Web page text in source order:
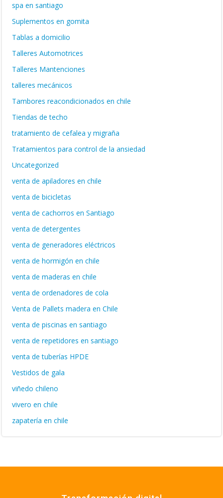
spa en santiago
Suplementos en gomita
Tablas a domicilio
Talleres Automotrices
Talleres Mantenciones
talleres mecánicos
Tambores reacondicionados en chile
Tiendas de techo
tratamiento de cefalea y migraña
Tratamientos para control de la ansiedad
Uncategorized
venta de apiladores en chile
venta de bicicletas
venta de cachorros en Santiago
venta de detergentes
venta de generadores eléctricos
venta de hormigón en chile
venta de maderas en chile
venta de ordenadores de cola
Venta de Pallets madera en Chile
venta de piscinas en santiago
venta de repetidores en santiago
venta de tuberías HPDE
Vestidos de gala
viñedo chileno
vivero en chile
zapatería en chile